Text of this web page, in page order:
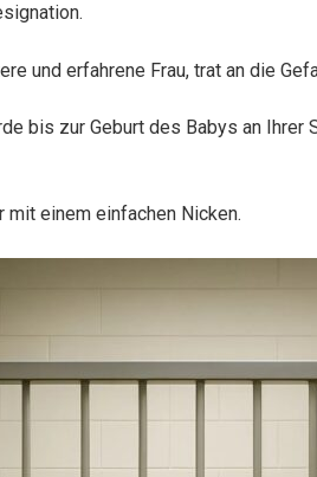
und erfahrene Frau, trat an die
bis zur Geburt des Babys an Ihrer
mit einem einfachen Nicken.